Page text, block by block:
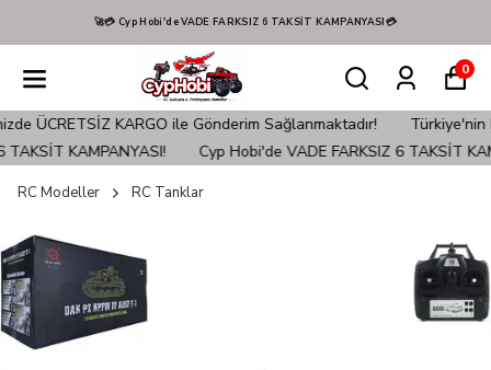
🚀💳 Cyp Hobi'de VADE FARKSIZ 6 TAKSİT KAMPANYASI💳
0
KARGO ile Gönderim Sağlanmaktadır!
Türkiye'nin EN İyi
KAMPANYASI!
Cyp Hobi'de VADE FARKSIZ 6 TAKSİT
RC Modeller RC Tanklar